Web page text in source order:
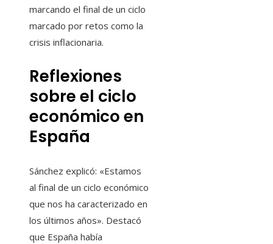
marcando el final de un ciclo
marcado por retos como la
crisis inflacionaria.
Reflexiones
sobre el ciclo
económico en
España
Sánchez explicó: «Estamos
al final de un ciclo económico
que nos ha caracterizado en
los últimos años». Destacó
que España había